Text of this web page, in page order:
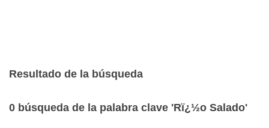
Resultado de la búsqueda
0 búsqueda de la palabra clave 'Rï¿½o Salado'